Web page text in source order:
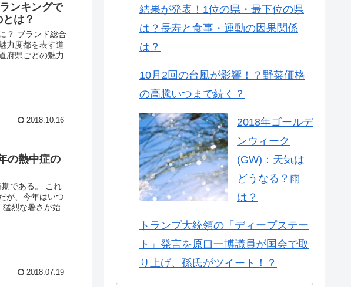
ンキングで
は？
？ ブランド総合
力度都を表す道
府県ごとの魅力
2018.10.16
の熱中症の
である。 これ
が、今年はいつ
猛烈な暑さが始
2018.07.19
結果が発表！1位の県・最下位の県
は？長寿と食事・運動の因果関係
は？
10月2回の台風が影響！？野菜価格
の高騰いつまで続く？
2018年ゴールデ
ンウィーク
(GW)：天気は
どうなる？雨
は？
トランプ大統領の「ディープステー
ト」発言を原口一博議員が国会で取
り上げ、孫氏がツイート！？